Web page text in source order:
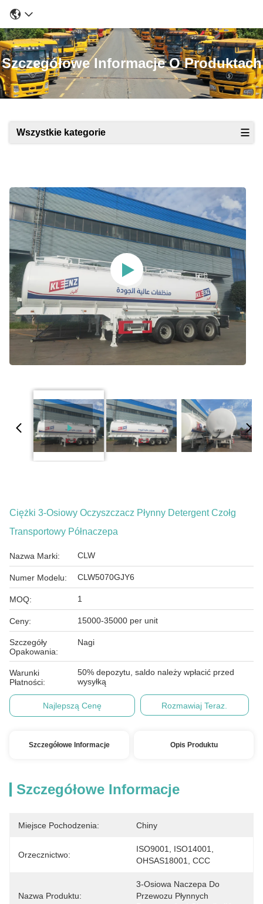
Szczegółowe Informacje O Produktach
Wszystkie kategorie
Ciężki 3-Osiowy Oczyszczacz Płynny Detergent Czołg
Transportowy Półnaczepa
Nazwa Marki: CLW
Numer Modelu: CLW5070GJY6
MOQ: 1
Ceny: 15000-35000 per unit
Szczegóły
Opakowania:
Nagi
Warunki
Płatności:
50% depozytu, saldo należy wpłacić przed
wysyłką
Najlepszą Cenę Rozmawiaj Teraz.
Szczegółowe Informacje Opis Produktu
Szczegółowe Informacje
Miejsce Pochodzenia: Chiny
Orzecznictwo:
ISO9001, ISO14001,
OHSAS18001, CCC
Nazwa Produktu:
3-Osiowa Naczepa Do
Przewozu Płynnych